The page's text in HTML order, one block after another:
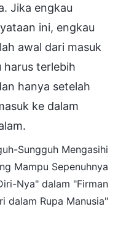
Jika engkau
ini, engkau
awal dari masuk
harus terlebih
hanya setelah
ke dalam
Sungguh Mengasihi
Mampu Sepenuhnya
Nya" dalam "Firman
dalam Rupa Manusia"